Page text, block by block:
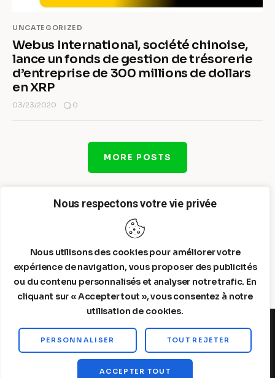
Nous respectons votre vie privée
Nous utilisons des cookies pour améliorer votre
expérience de navigation, vous proposer des publicités
ou du contenu personnalisés et analyser notre trafic. En
cliquant sur « Accepter tout », vous consentez à notre
utilisation de cookies.
PERSONNALISER TOUT REJETER
ACCEPTER TOUT
UNCATEGORIZED
Webus International, société chinoise,
lance un fonds de gestion de trésorerie
d’entreprise de 300 millions de dollars
en XRP
03/23/2020 0
MORE POSTS
Steelldy© 2026. All Rights Reserved.